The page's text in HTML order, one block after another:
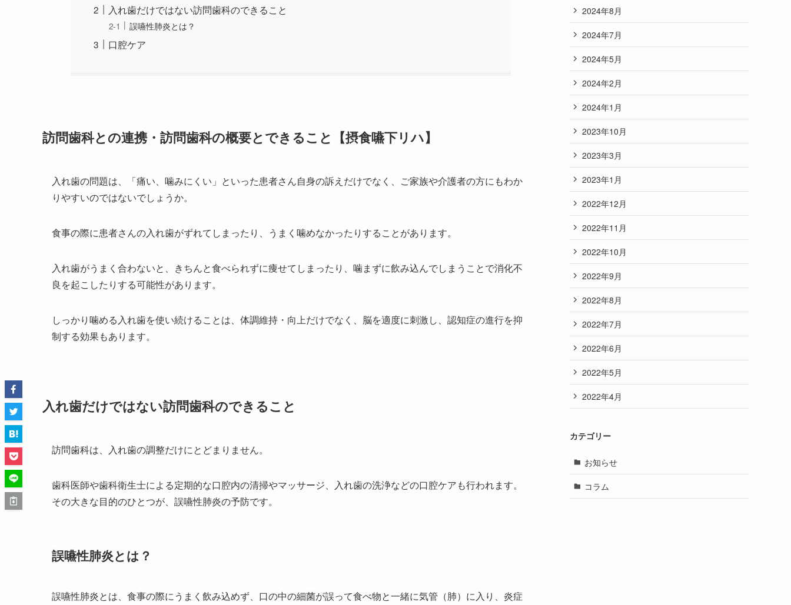
入れ歯だけではない訪問歯科のできること
誤嚥性肺炎とは？
口腔ケア
訪問歯科との連携・訪問歯科の概要とできること【摂食嚥下リハ】
入れ歯の問題は、「痛い、噛みにくい」といった患者さん自身の訴えだけでなく、ご家族や介護者の方にもわか
りやすいのではないでしょうか。
食事の際に患者さんの入れ歯がずれてしまったり、うまく噛めなかったりすることがあります。
入れ歯がうまく合わないと、きちんと食べられずに痩せてしまったり、噛まずに飲み込んでしまうことで消化不
良を起こしたりする可能性があります。
しっかり噛める入れ歯を使い続けることは、体調維持・向上だけでなく、脳を適度に刺激し、認知症の進行を抑
制する効果もあります。
入れ歯だけではない訪問歯科のできること
訪問歯科は、入れ歯の調整だけにとどまりません。
歯科医師や歯科衛生士による定期的な口腔内の清掃やマッサージ、入れ歯の洗浄などの口腔ケアも行われます。
その大きな目的のひとつが、誤嚥性肺炎の予防です。
誤嚥性肺炎とは？
誤嚥性肺炎とは、食事の際にうまく飲み込めず、口の中の細菌が誤って食べ物と一緒に気管（肺）に入り、炎症
2024年8月
2024年7月
2024年5月
2024年2月
2024年1月
2023年10月
2023年3月
2023年1月
2022年12月
2022年11月
2022年10月
2022年9月
2022年8月
2022年7月
2022年6月
2022年5月
2022年4月
カテゴリー
お知らせ
コラム